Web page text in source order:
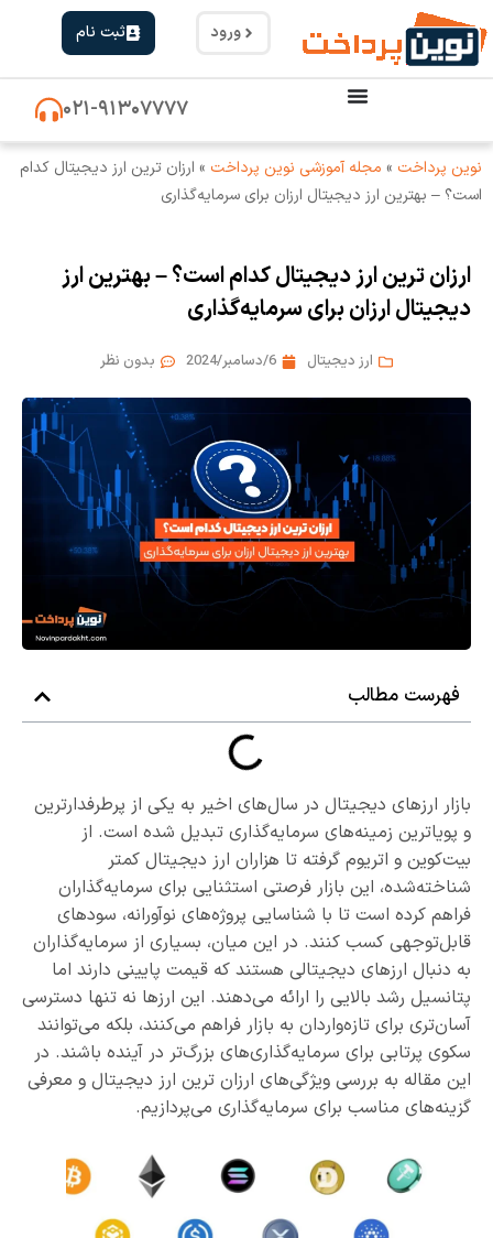
ورود ثبت نام
۰۲۱-۹۱۳۰۷۷۷۷
نوین پرداخت » مجله آموزشی نوین پرداخت » ارزان ترین ارز دیجیتال کدام
است؟ – بهترین ارز دیجیتال ارزان برای سرمایه‌گذاری
ارزان ترین ارز دیجیتال کدام است؟ – بهترین ارز
دیجیتال ارزان برای سرمایه‌گذاری
ارز دیجیتال 6/دسامبر/2024 بدون نظر
فهرست مطالب
بازار ارزهای دیجیتال در سال‌های اخیر به یکی از پرطرفدارترین
و پویاترین زمینه‌های سرمایه‌گذاری تبدیل شده است. از
بیت‌کوین و اتریوم گرفته تا هزاران ارز دیجیتال کمتر
شناخته‌شده، این بازار فرصتی استثنایی برای سرمایه‌گذاران
فراهم کرده است تا با شناسایی پروژه‌های نوآورانه، سودهای
قابل‌توجهی کسب کنند. در این میان، بسیاری از سرمایه‌گذاران
به دنبال ارزهای دیجیتالی هستند که قیمت پایینی دارند اما
پتانسیل رشد بالایی را ارائه می‌دهند. این ارزها نه تنها دسترسی
آسان‌تری برای تازه‌واردان به بازار فراهم می‌کنند، بلکه می‌توانند
سکوی پرتابی برای سرمایه‌گذاری‌های بزرگ‌تر در آینده باشند. در
این مقاله به بررسی ویژگی‌های ارزان ترین ارز دیجیتال و معرفی
گزینه‌های مناسب برای سرمایه‌گذاری می‌پردازیم.